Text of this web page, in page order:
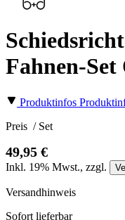
Fahnen-
Produktinfos
Preis / Set
49,95 €
Inkl. 19% Mwst., zzgl.
Versandhinweis
Sofort lieferbar